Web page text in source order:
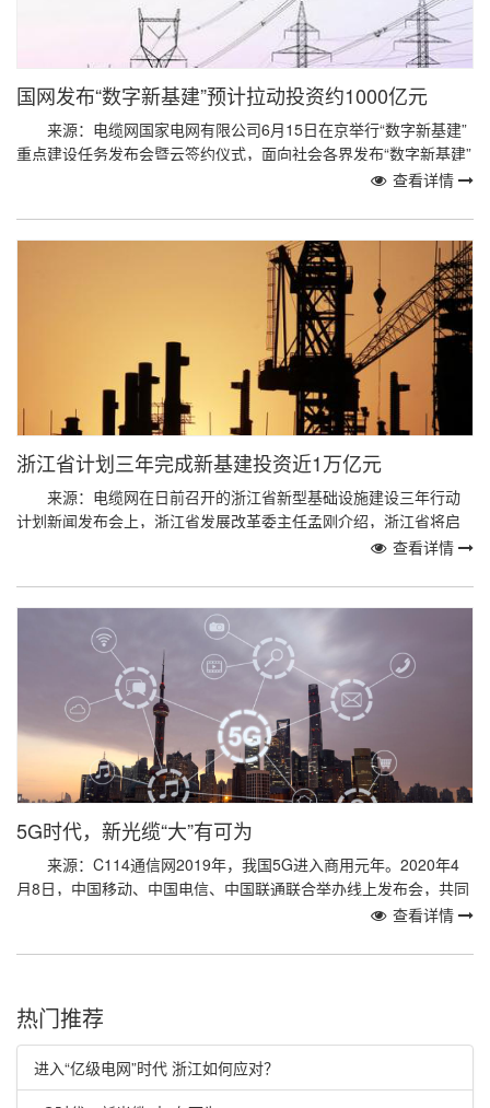
国网发布“数字新基建”预计拉动投资约1000亿元
来源：电缆网国家电网有限公司6月15日在京举行“数字新基建”
重点建设任务发布会暨云签约仪式，面向社会各界发布“数字新基建”
查看详情
浙江省计划三年完成新基建投资近1万亿元
来源：电缆网在日前召开的浙江省新型基础设施建设三年行动
计划新闻发布会上，浙江省发展改革委主任孟刚介绍，浙江省将启
查看详情
5G时代，新光缆“大”有可为
来源：C114通信网2019年，我国5G进入商用元年。2020年4
月8日，中国移动、中国电信、中国联通联合举办线上发布会，共同
查看详情
热门推荐
进入“亿级电网”时代 浙江如何应对？